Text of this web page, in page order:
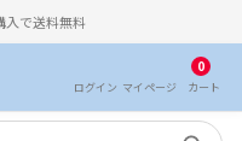
入で送料無料
ログイン マイ ページ
0
カート